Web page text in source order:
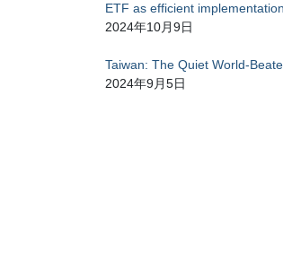
ETF as efficient
2024年10月9日
Taiwan: The Quiet World-
2024年9月5日